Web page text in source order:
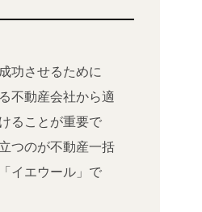
功させるために
不動産会社から適
ることが重要で
つのが不動産一括
イエウール」で